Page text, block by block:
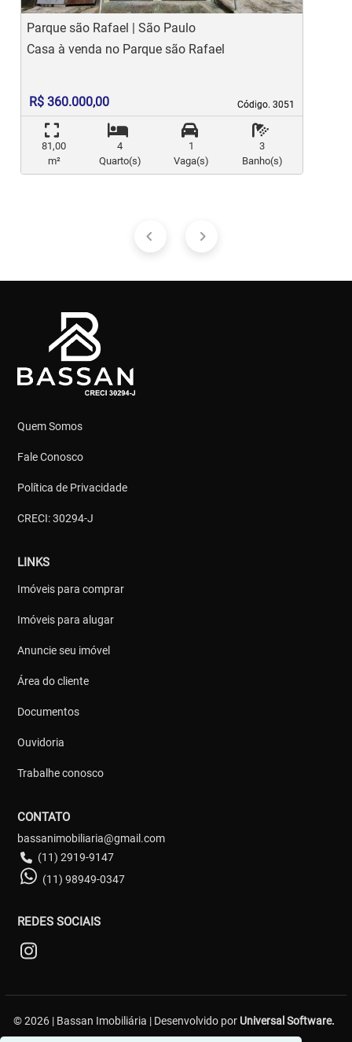
Parque são Rafael | São Paulo
Código. 3051
Código. 3051
Casa à venda no Parque são Rafael
R$ 360.000,00
81,00
m²
4
Quarto(s)
1
Vaga(s)
3
Banho(s)
Quem Somos
Fale Conosco
Política de Privacidade
CRECI: 30294-J
LINKS
Imóveis para comprar
Imóveis para alugar
Anuncie seu imóvel
Área do cliente
Documentos
Ouvidoria
Trabalhe conosco
CONTATO
bassanimobiliaria@gmail.com
(11) 2919-9147
(11) 98949-0347
REDES SOCIAIS
© 2026 | Bassan Imobiliária | Desenvolvido por Universal Software.